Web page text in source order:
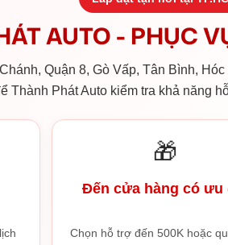
AUTO - PHỤC
Quận 8, Gò Vấp, Tân Bình,
Thành Phát Auto kiểm tra khả năng
🎁
Đến cửa hàng có ưu
Chọn hỗ trợ đến 500K hoặc